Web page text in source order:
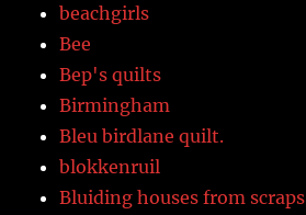
beachgirls
Bee
Bep's quilts
Birmingham
Bleu birdlane quilt.
blokkenruil
Bluiding houses from scraps